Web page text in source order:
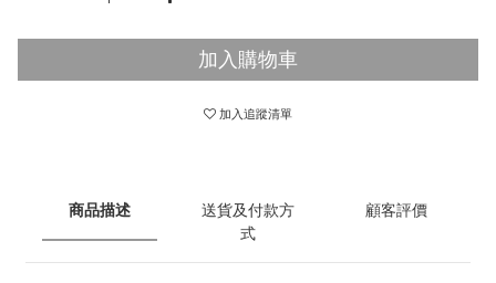
加入購物車
加入追蹤清單
商品描述
送貨及付款方
式
顧客評價